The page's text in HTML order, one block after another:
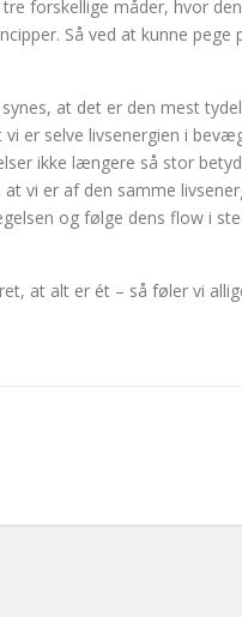
forskellige måder, hvor
Så ved at kunne pege
at det er den mest
er selve livsenergien i
ikke længere så stor
vi er af den samme
og følge dens flow i
at alt er ét – så føler vi